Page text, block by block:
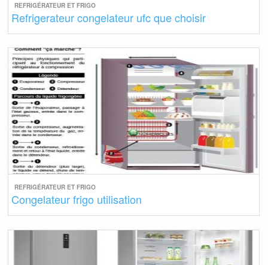
REFRIGÉRATEUR ET FRIGO
Refrigerateur congelateur ufc que choisir
REFRIGÉRATEUR ET FRIGO
Congelateur frigo utilisation